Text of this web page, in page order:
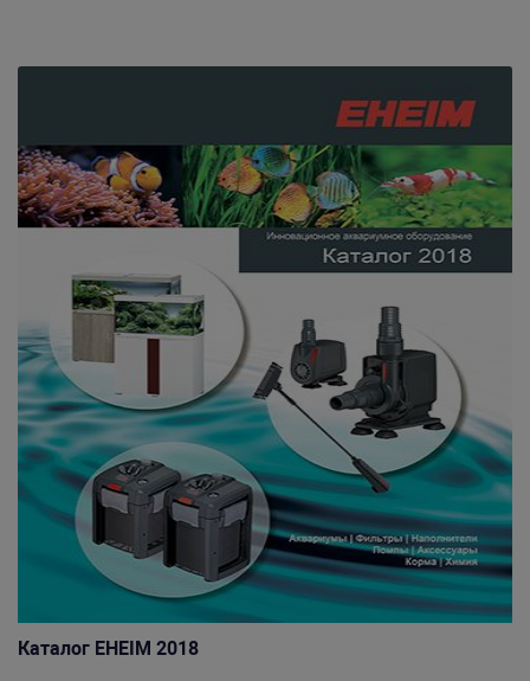
Каталог EHEIM 2018